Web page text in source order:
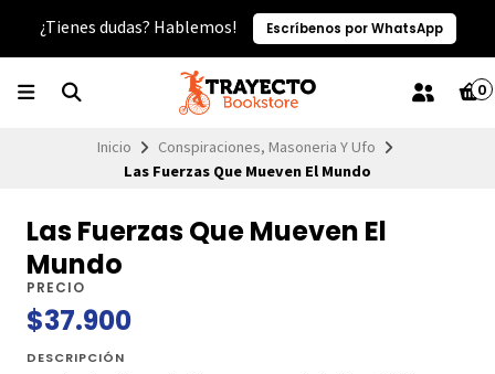
¿Tienes dudas? Hablemos! Escríbenos por WhatsApp
0
Inicio
Conspiraciones, Masoneria Y Ufo
Las Fuerzas Que Mueven El Mundo
Las Fuerzas Que Mueven El
Mundo
PRECIO
$37.900
DESCRIPCIÓN